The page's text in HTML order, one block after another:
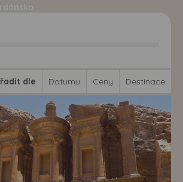
řadit dle Datumu Ceny Destinace